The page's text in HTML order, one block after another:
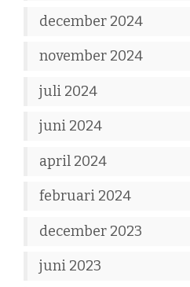
december 2024
november 2024
juli 2024
juni 2024
april 2024
februari 2024
december 2023
juni 2023